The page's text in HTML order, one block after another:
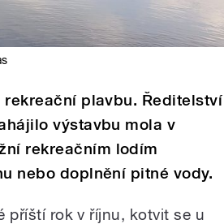
plavbu. Ředitelství
výstavbu mola v
rekreačním lodím
nebo doplnění pitné vody.
příští rok v říjnu, kotvit se u